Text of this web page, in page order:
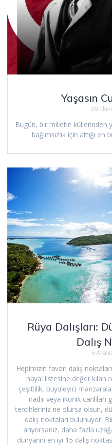
Yaşasın
29
Bugün, bir milletin küllerinden
bağımsızlık için attığı en
Rüya Dalışları:
Dalış
6
Hepimizin favori dalış
hayal listesine değer kılan
çeşitlilik, büyüleyici
nadir veya ikonik canlıları
tercihleriniz ne olursa olsun,
dalış noktaları bulunuyor.
arıyorsanız, daha fazla
dünyanın en iyi 15 dalış